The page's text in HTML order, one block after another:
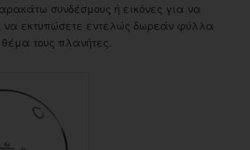
συνδέσμους ή εικόνες για να
να εκτυπώσετε εντελώς δωρεάν φύλλα
τους πλανήτες.